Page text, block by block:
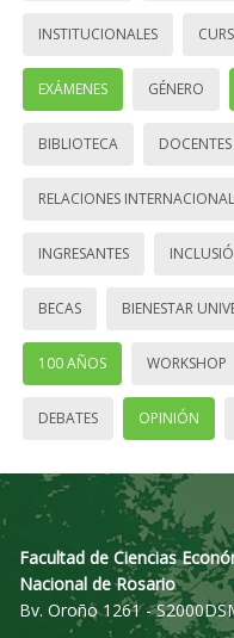
INSTITUCIONALES
EXÁMENES GÉNERO
BIBLIOTECA DOCENTES
RELACIONES
INGRESANTES
BECAS BIENESTAR
100 AÑOS WORKSHOP
DEBATES OPINIÓN
Facultad de Ciencias
Nacional de Rosario
Bv. Oroño 1261 -